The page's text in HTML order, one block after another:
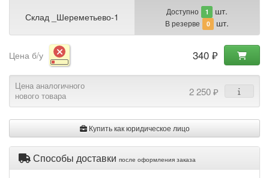
Склад _Шереметьево-1 Доступно 1 шт.
В резерве 0 шт.
Цена б/у 340 ₽
Цена аналогичного
нового товара
2 250 ₽
Купить как юридическое лицо
Способы доставки после оформления заказа